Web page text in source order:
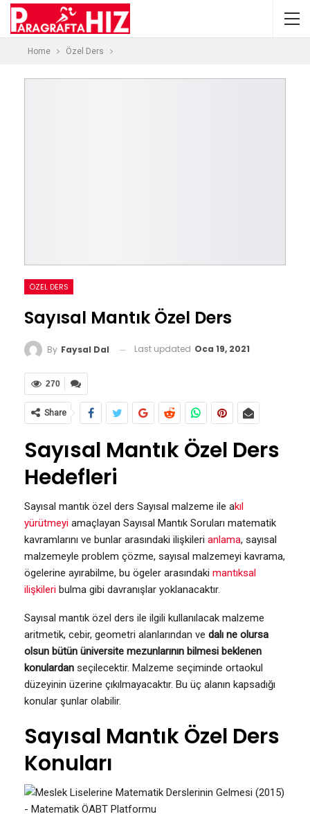
Home Özel Ders
ÖZEL DERS
Sayısal Mantık Özel Ders
By Faysal Dal Last updated Oca 19, 2021
270
Share
Sayısal Mantık Özel Ders
Hedefleri
Sayısal mantık özel ders Sayısal malzeme ile akıl
yürütmeyi amaçlayan Sayısal Mantık Soruları matematik
kavramlarını ve bunlar arasındaki ilişkileri anlama, sayısal
malzemeyle problem çözme, sayısal malzemeyi kavrama,
ögelerine ayırabilme, bu ögeler arasındaki mantıksal
ilişkileri bulma gibi davranışlar yoklanacaktır.
Sayısal mantık özel ders ile ilgili kullanılacak malzeme
aritmetik, cebir, geometri alanlarından ve dalı ne olursa
olsun bütün üniversite mezunlarının bilmesi beklenen
konulardan seçilecektir. Malzeme seçiminde ortaokul
düzeyinin üzerine çıkılmayacaktır. Bu üç alanın kapsadığı
konular şunlar olabilir.
Sayısal Mantık Özel Ders
Konuları